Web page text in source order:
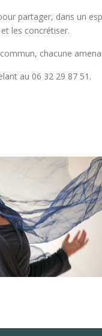
partager, dans un
les concrétiser.
chacune
au 06 32 29 87 51.